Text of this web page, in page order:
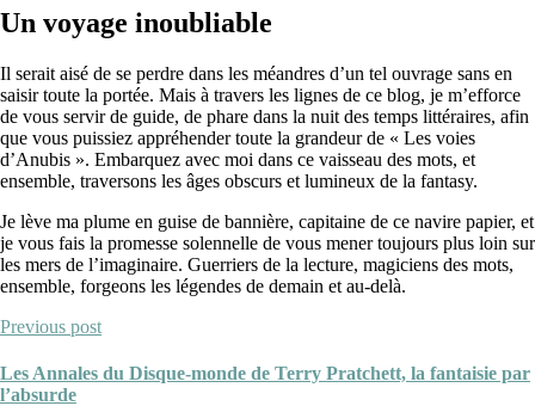
Un voyage inoubliable
Il serait aisé de se perdre dans les méandres d’un tel ouvrage sans en
saisir toute la portée. Mais à travers les lignes de ce blog, je m’efforce
de vous servir de guide, de phare dans la nuit des temps littéraires, afin
que vous puissiez appréhender toute la grandeur de « Les voies
d’Anubis ». Embarquez avec moi dans ce vaisseau des mots, et
ensemble, traversons les âges obscurs et lumineux de la fantasy.
Je lève ma plume en guise de bannière, capitaine de ce navire papier, et
je vous fais la promesse solennelle de vous mener toujours plus loin sur
les mers de l’imaginaire. Guerriers de la lecture, magiciens des mots,
ensemble, forgeons les légendes de demain et au-delà.
Previous post
Les Annales du Disque-monde de Terry Pratchett, la fantaisie par
l’absurde